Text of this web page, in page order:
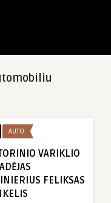
AUTO
VARIKLIO
FELIKSAS